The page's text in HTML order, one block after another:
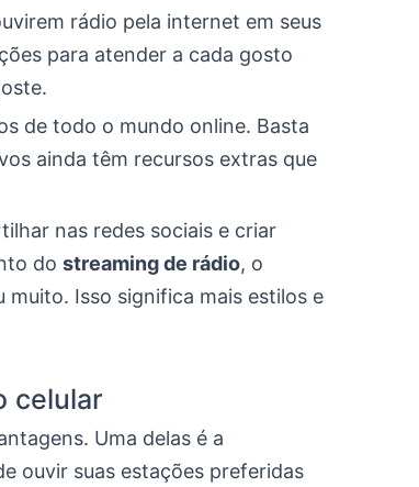
rádio pela internet em seus
para atender a cada gosto
de todo o mundo online. Basta
ainda têm recursos extras que
nas redes sociais e criar
do streaming de rádio, o
Isso significa mais estilos e
celular
Uma delas é a
ouvir suas estações preferidas